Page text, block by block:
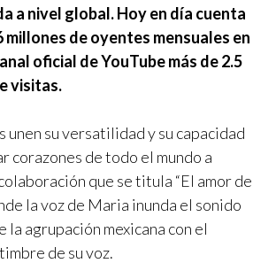
a nivel global. Hoy en día cuenta
millones de oyentes mensuales en
oficial de YouTube más de 2.5
visitas.
unen su versatilidad y su capacidad
corazones de todo el mundo a
que se titula “El amor de
la voz de Maria inunda el sonido
la agrupación mexicana con el
de su voz.